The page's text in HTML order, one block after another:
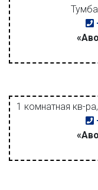
1 комнатная кв-